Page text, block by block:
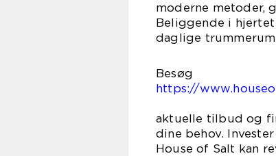
moderne metoder,
Beliggende i
daglige
https://
for at
aktuelle tilbud og
dine behov.
House of Salt kan